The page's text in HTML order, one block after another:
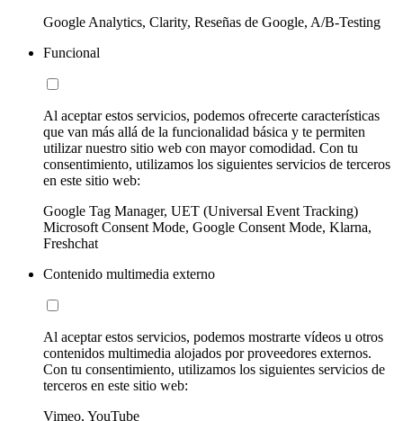
Google Analytics, Clarity, Reseñas de Google, A/B-Testing
Funcional
Al aceptar estos servicios, podemos ofrecerte características
que van más allá de la funcionalidad básica y te permiten
utilizar nuestro sitio web con mayor comodidad. Con tu
consentimiento, utilizamos los siguientes servicios de terceros
en este sitio web:
Google Tag Manager, UET (Universal Event Tracking)
Microsoft Consent Mode, Google Consent Mode, Klarna,
Freshchat
Contenido multimedia externo
Al aceptar estos servicios, podemos mostrarte vídeos u otros
contenidos multimedia alojados por proveedores externos.
Con tu consentimiento, utilizamos los siguientes servicios de
terceros en este sitio web:
Vimeo, YouTube